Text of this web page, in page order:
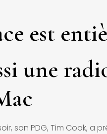
est
une
son PDG, Tim Cook, a